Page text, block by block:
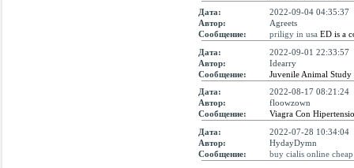
Дата:
2022-09-04 04:35:37
Автор:
Agreets
Сообщение:
priligy in usa ED is a
Дата:
2022-09-01 22:33:57
Автор:
Idearry
Сообщение:
Juvenile Animal Study
Дата:
2022-08-17 08:21:24
Автор:
floowzown
Сообщение:
Viagra Con
Дата:
2022-07-28 10:34:04
Автор:
HydayDymn
Сообщение:
buy cialis online cheap